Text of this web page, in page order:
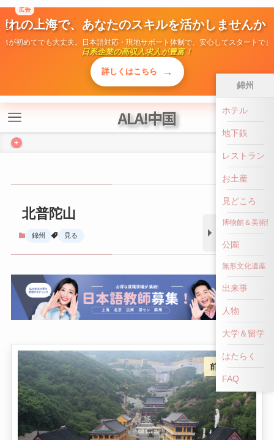
広告
れの上海で、あなたのスキルを活かしませんか
が初めてでも大丈夫。日本語対応・現地サポート体制で、安心してスタートで
日系企業の高収入求人が豊富！
詳しくはこちら →
ALA!中国
+
北普陀山
錦州 見る
前へ戻る
錦州
ホテル
地下鉄
レストラン
お土産
見どころ
博物館＆美術館
公園
無形文化遺産
出来事
人物
大学＆留学
はたらく
FAQ